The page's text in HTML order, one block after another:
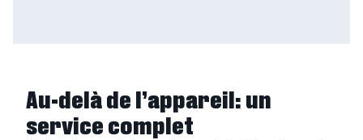
Au-delà de l’appareil: un
service complet